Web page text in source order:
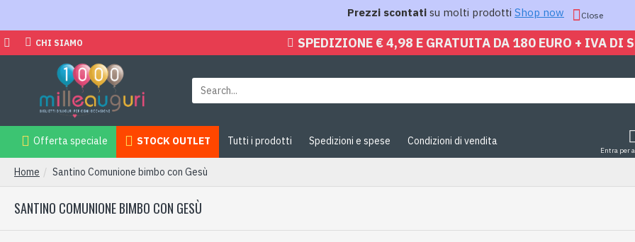
Prezzi scontati su molti prodotti Shop now Close
CHI SIAMO SPEDIZIONE € 4,98 E GRATUITA DA 180 EURO + IVA DI
Offerta speciale STOCK OUTLET Tutti i prodotti Spedizioni e spese Condizioni di vendita
Entra per
Home Santino Comunione bimbo con Gesù
SANTINO COMUNIONE BIMBO CON GESÙ